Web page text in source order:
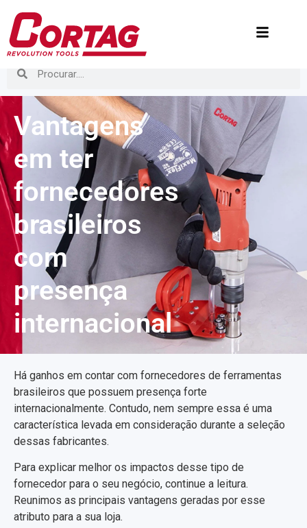
Vantagens
em ter
fornecedores
brasileiros
com
presença
internacional
Há ganhos em contar com fornecedores de ferramentas
brasileiros que possuem presença forte
internacionalmente. Contudo, nem sempre essa é uma
característica levada em consideração durante a seleção
dessas fabricantes.
Para explicar melhor os impactos desse tipo de
fornecedor para o seu negócio, continue a leitura.
Reunimos as principais vantagens geradas por esse
atributo para a sua loja.